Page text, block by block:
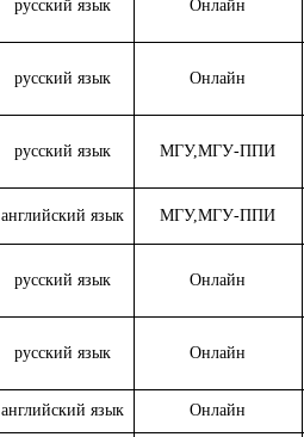
русский язык Онлайн
русский язык Онлайн
русский язык МГУ,МГУ-ППИ
английский язык МГУ,МГУ-ППИ
русский язык Онлайн
русский язык Онлайн
английский язык Онлайн